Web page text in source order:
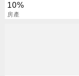
10%
房產